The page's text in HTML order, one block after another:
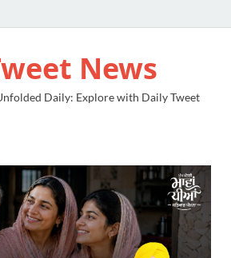
News
Daily: Explore with Daily Tweet